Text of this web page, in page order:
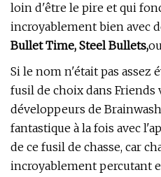
loin d'être le pire et qui
incroyablement bien avec
Bullet Time, Steel Bullets,ou
Si le nom n'était pas assez
fusil de choix dans Friends
développeurs de
fantastique à la fois avec
de ce fusil de chasse, car
incroyablement percutant